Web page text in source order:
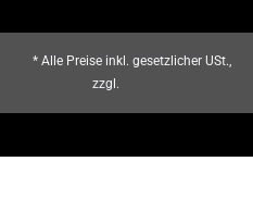
* Alle Preise inkl. gesetzlicher USt.,
zzgl.